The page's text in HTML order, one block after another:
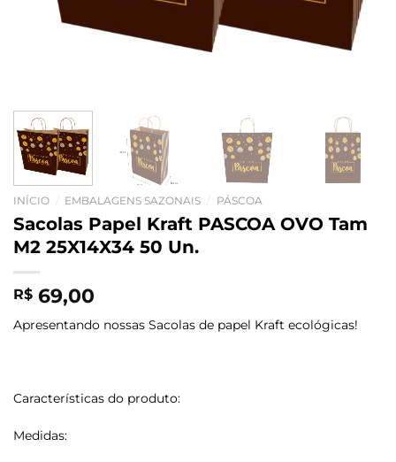
INÍCIO EMBALAGENS SAZONAIS PÁSCOA
Sacolas Papel Kraft PASCOA OVO Tam
M2 25X14X34 50 Un.
R$ 69,00
Apresentando nossas Sacolas de papel Kraft ecológicas!
Características do produto:
Medidas: